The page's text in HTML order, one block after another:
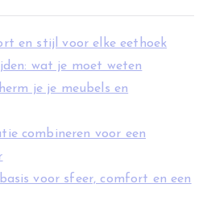
en stijl voor elke eethoek
wat je moet weten
je je meubels en
combineren voor een
voor sfeer, comfort en een